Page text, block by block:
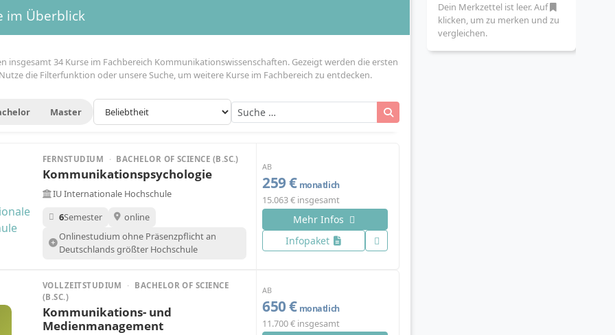
im Überblick
insgesamt 34 Kurse im Fachbereich Kommunikationswissenschaften. Gezeigt werden die ersten
die Filterfunktion oder unsere Suche, um weitere Kurse im Fachbereich zu entdecken.
Master
FERNSTUDIUM · BACHELOR OF SCIENCE (B.SC.)
Kommunikationspsychologie
IU Internationale Hochschule
6Semester
online
Onlinestudium ohne Präsenzpflicht an
Deutschlands größter Hochschule
AB
259 € monatlich
15.063 € insgesamt
Mehr Infos
Infopaket
VOLLZEITSTUDIUM · BACHELOR OF SCIENCE
(B.SC.)
Kommunikations- und
Medienmanagement
AB
650 € monatlich
11.700 € insgesamt
Dein Merkzettel ist leer. Auf
klicken, um zu merken und zu
vergleichen.